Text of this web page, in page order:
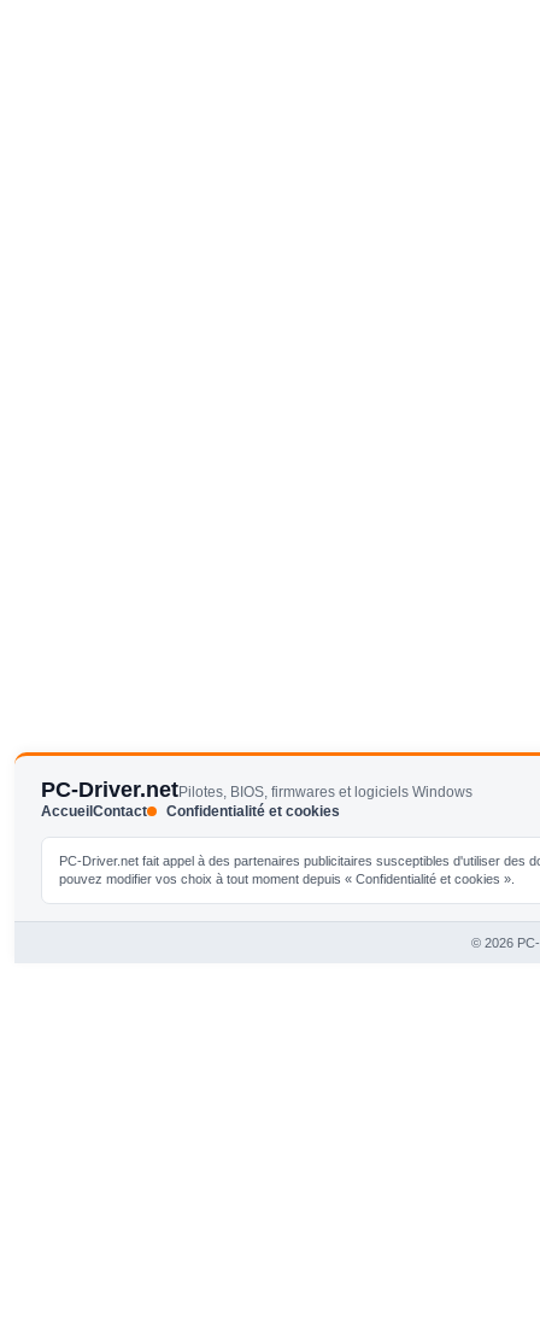
PC-Driver.netPilotes, BIOS, firmwares et logiciels Windows
AccueilContact Confidentialité et cookies
PC-Driver.net fait appel à des partenaires publicitaires susceptibles d'utiliser
pouvez modifier vos choix à tout moment depuis « Confidentialité et cookies ».
© 2026